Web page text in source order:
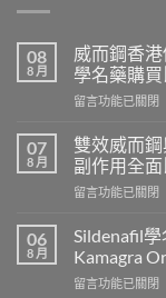
08
8 月
威而鋼香
學名藥購
在
而
鋼
香
港
錢
2026
Viagra
留言功能已關閉
07
8 月
雙效威而
副作用全
在
效
威
而
鋼
留言功能已關閉
06
8 月
Sildenafil
Kamagra
在
留言功能已關閉